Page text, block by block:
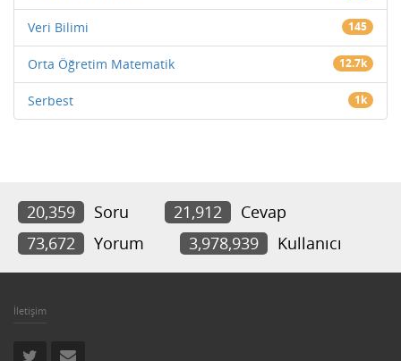
Veri Bilimi 145
Orta Öğretim Matematik 12.7k
Serbest 1k
20,359 Soru 21,912
Cevap
73,672
Yorum 3,978,939 Kullanıcı
İletişim